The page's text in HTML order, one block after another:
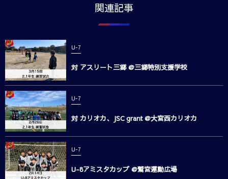
関連記事
U-7
対 アスリート三郷 @三郷特別支援学校
U-7
対 カリオカ、JSC grant @大宮西カリオカ
U-7
U-8アミスタカップ @鷲宮運動広場